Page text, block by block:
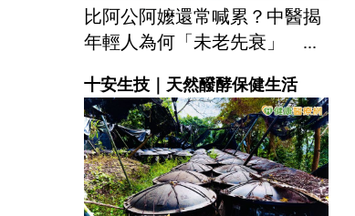
比阿公阿嬤還常喊累？中醫揭
年輕人為何「未老先衰」 ...
十安生技｜天然醱酵保健生活